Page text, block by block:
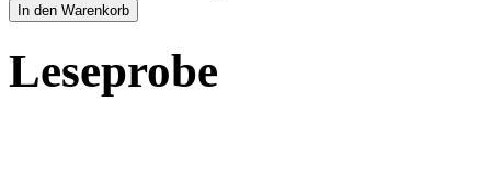
In den Warenkorb
Leseprobe